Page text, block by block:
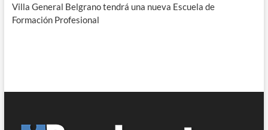
Villa General Belgrano tendrá una nueva Escuela de
Formación Profesional